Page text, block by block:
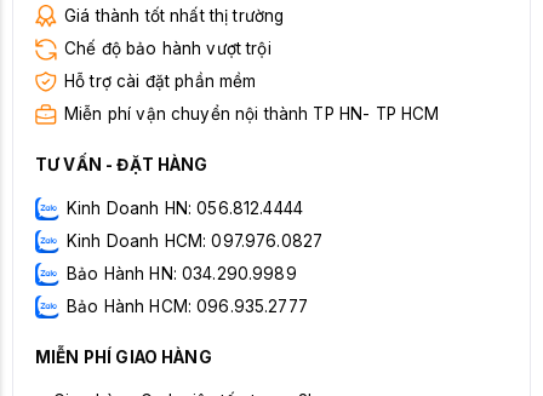
Giá thành tốt nhất thị trường
Chế độ bảo hành vượt trội
Hỗ trợ cài đặt phần mềm
Miễn phí vận chuyển nội thành TP HN- TP HCM
TƯ VẤN - ĐẶT HÀNG
Kinh Doanh HN: 056.812.4444
Kinh Doanh HCM: 097.976.0827
Bảo Hành HN: 034.290.9989
Bảo Hành HCM: 096.935.2777
MIỄN PHÍ GIAO HÀNG